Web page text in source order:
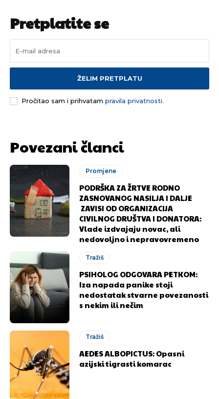
Pretplatite se
ŽELIM PRETPLATU
Pročitao sam i prihvatam pravila privatnosti.
Povezani članci
Promjene
PODRŠKA ZA ŽRTVE RODNO
ZASNOVANOG NASILJA I DALJE
ZAVISI OD ORGANIZACIJA
CIVILNOG DRUŠTVA I DONATORA:
Vlade izdvajaju novac, ali
nedovoljno i nepravovremeno
Tražiš
PSIHOLOG ODGOVARA PETKOM:
Iza napada panike stoji
nedostatak stvarne povezanosti
s nekim ili nečim
Tražiš
AEDES ALBOPICTUS: Opasni
azijski tigrasti komarac